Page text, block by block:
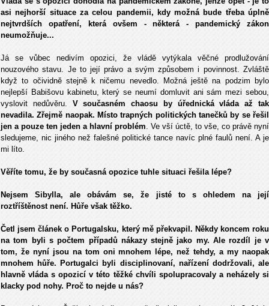
asi nejhorší situace za celou pandemii, kdy možná bude třeba úplně
nejtvrdších opatření, která ovšem - některá - pandemický zákon
neumožňuje...
Já se vůbec nedivím opozici, že vládě vytýkala věčné prodlužování
nouzového stavu. Je to její právo a svým způsobem i povinnost. Zvláště
když to očividně stejně k ničemu nevedlo. Možná ještě na podzim bylo
nejlepší Babišovu kabinetu, který se neumí domluvit ani sám mezi sebou,
vyslovit nedůvěru. V současném chaosu by úřednická vláda až tak
nevadila. Zřejmě naopak. Místo trapných politických tanečků by se řešil
jen a pouze ten jeden a hlavní problém. Ve vší úctě, to vše, co právě nyní
sledujeme, nic jiného než falešné politické tance navíc plné faulů není. A je
mi líto.
Věříte tomu, že by současná opozice tuhle situaci řešila lépe?
Nejsem Sibylla, ale obávám se, že jisté to s ohledem na její
roztříštěnost není. Hůře však těžko.
Četl jsem článek o Portugalsku, který mě překvapil. Někdy koncem roku
na tom byli s počtem případů nákazy stejně jako my. Ale rozdíl je v
tom, že nyní jsou na tom oni mnohem lépe, než tehdy, a my naopak
mnohem hůře. Portugalci byli disciplinovaní, nařízení dodržovali, ale
hlavně vláda s opozicí v této těžké chvíli spolupracovaly a neházely si
klacky pod nohy. Proč to nejde u nás?